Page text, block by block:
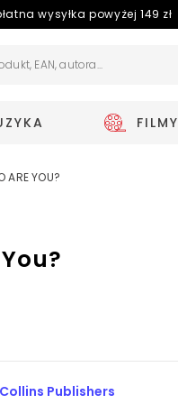
wysyłka powyżej 149 zł
FILMY
ARE YOU?
Publishers